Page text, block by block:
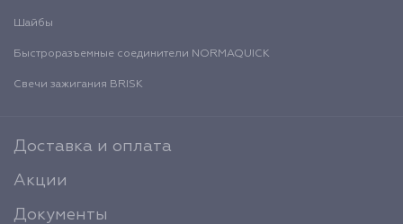
Шайбы
Быстроразъемные соединители NORMAQUICK
Свечи зажигания BRISK
Доставка и оплата
Акции
Документы